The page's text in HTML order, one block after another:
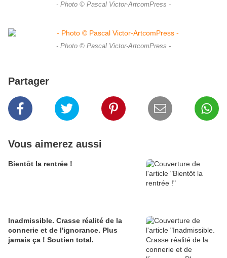
- Photo © Pascal Victor-ArtcomPress -
- Photo © Pascal Victor-ArtcomPress -
Partager
Vous aimerez aussi
Bientôt la rentrée !
Inadmissible. Crasse réalité de la
connerie et de l'ignorance. Plus
jamais ça ! Soutien total.